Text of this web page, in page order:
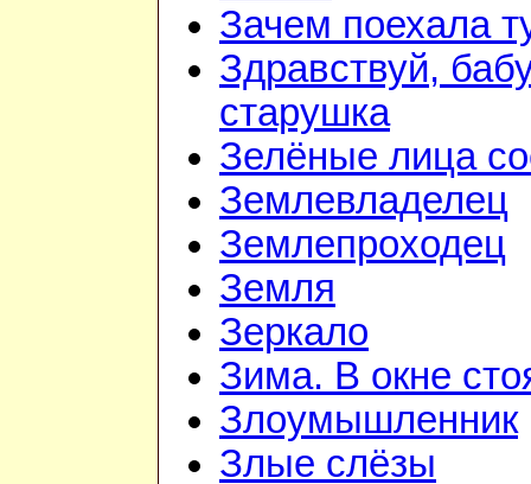
Зачем поехала
Здравствуй,
старушка
Зелёные лица
Землевладелец
Землепроходец
Земля
Зеркало
Зима. В окне
Злоумышленник
Злые слёзы